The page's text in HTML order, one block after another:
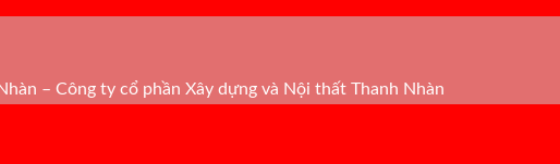
– Công ty cổ phần Xây dựng và Nội thất Thanh Nhàn